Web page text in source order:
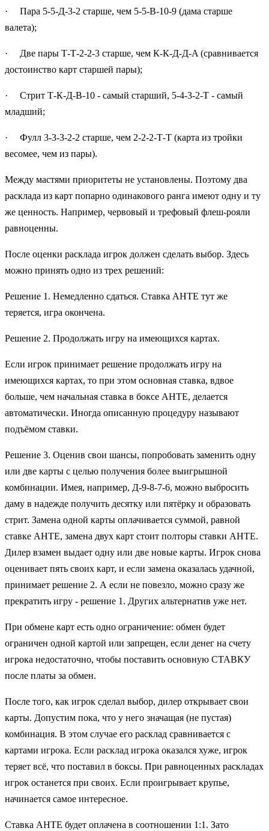
· Пара 5-5-Д-3-2 старше, чем 5-5-В-10-9 (дама старше
валета);
· Две пары Т-Т-2-2-3 старше, чем К-К-Д-Д-A (сравнивается
достоинство карт старшей пары);
· Стрит Т-К-Д-В-10 - самый старший, 5-4-3-2-Т - самый
младший;
· Фулл 3-3-3-2-2 старше, чем 2-2-2-Т-Т (карта из тройки
весомее, чем из пары).
Между мастями приоритеты не установлены. Поэтому два
расклада из карт попарно одинакового ранга имеют одну и ту
же ценность. Например, червовый и трефовый флеш-рояли
равноценны.
После оценки расклада игрок должен сделать выбор. Здесь
можно принять одно из трех решений:
Решение 1. Немедленно сдаться. Ставка АНТЕ тут же
теряется, игра окончена.
Решение 2. Продолжать игру на имеющихся картах.
Если игрок принимает решение продолжать игру на
имеющихся картах, то при этом основная ставка, вдвое
больше, чем начальная ставка в боксе АНТЕ, делается
автоматически. Иногда описанную процедуру называют
подъёмом ставки.
Решение 3. Оценив свои шансы, попробовать заменить одну
или две карты с целью получения более выигрышной
комбинации. Имея, например, Д-9-8-7-6, можно выбросить
даму в надежде получить десятку или пятёрку и образовать
стрит. Замена одной карты оплачивается суммой, равной
ставке АНТЕ, замена двух карт стоит полторы ставки АНТЕ.
Дилер взамен выдает одну или две новые карты. Игрок снова
оценивает пять своих карт, и если замена оказалась удачной,
принимает решение 2. А если не повезло, можно сразу же
прекратить игру - решение 1. Других альтернатив уже нет.
При обмене карт есть одно ограничение: обмен будет
ограничен одной картой или запрещен, если денег на счету
игрока недостаточно, чтобы поставить основную СТАВКУ
после платы за обмен.
После того, как игрок сделал выбор, дилер открывает свои
карты. Допустим пока, что у него значащая (не пустая)
комбинация. В этом случае его расклад сравнивается с
картами игрока. Если расклад игрока оказался хуже, игрок
теряет всё, что поставил в боксы. При равноценных раскладах
игрок останется при своих. Если проигрывает крупье,
начинается самое интересное.
Ставка АНТЕ будет оплачена в соотношении 1:1. Зато